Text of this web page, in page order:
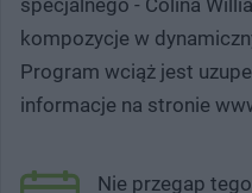
specjalnego - Colina
kompozycje w
Program wciąż jest
informacje na stronie
Nie przegap